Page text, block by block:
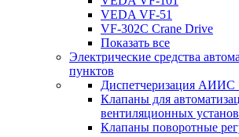
VEDA VF-51
VF-302C Crane Drive
Показать все
Электрические средства
пунктов
Диспетчеризация АИИС
Клапаны для
вентиляционных
Клапаны поворотные